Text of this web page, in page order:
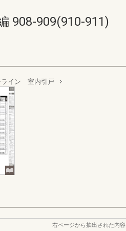
908-909(910-911)
イン 室内引戸
右ページから抽出された内容